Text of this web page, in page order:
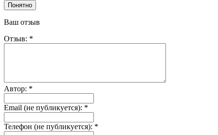
Понятно
Ваш отзыв
Отзыв: *
Автор: *
Email (не публикуется): *
Телефон (не публикуется): *